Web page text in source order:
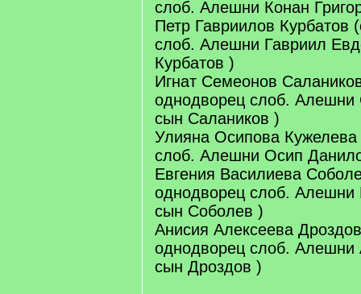
слоб. Алешни Конан
Петр Гавриилов Курбатов
слоб. Алешни Гавриил
Курбатов )
Игнат Семеонов
однодворец слоб.
сын Салаников )
Улияна Осипова
слоб. Алешни Осип
Евгения Василиева
однодворец слоб.
сын Соболев )
Анисия Алексеева
однодворец слоб. Алешни
сын Дроздов )